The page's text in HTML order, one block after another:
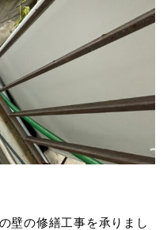
壁の修繕工事を承りまし